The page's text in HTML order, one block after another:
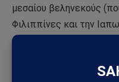
μεσαίου βεληνεκούς
Φιλιππίνες και την
έχει ήδη γίνει και